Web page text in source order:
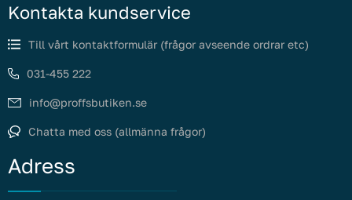
Kontakta kundservice
Till vårt kontaktformulär (frågor avseende ordrar etc)
031-455 222
info@proffsbutiken.se
Chatta med oss (allmänna frågor)
Adress